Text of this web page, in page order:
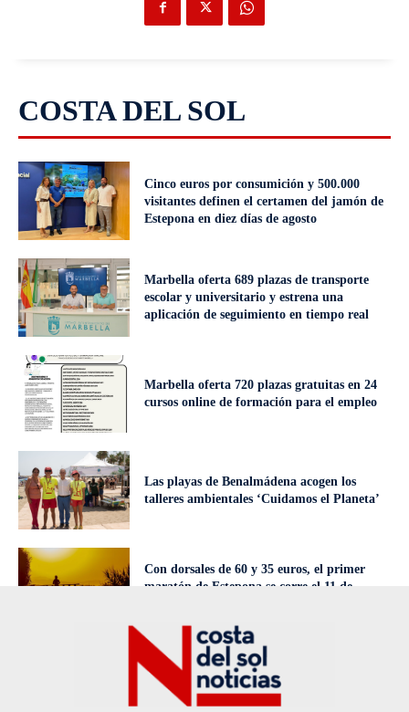
COSTA DEL SOL
Cinco euros por consumición y 500.000
visitantes definen el certamen del jamón de
Estepona en diez días de agosto
Marbella oferta 689 plazas de transporte
escolar y universitario y estrena una
aplicación de seguimiento en tiempo real
Marbella oferta 720 plazas gratuitas en 24
cursos online de formación para el empleo
Las playas de Benalmádena acogen los
talleres ambientales ‘Cuidamos el Planeta’
Con dorsales de 60 y 35 euros, el primer
maratón de Estepona se corre el 11 de